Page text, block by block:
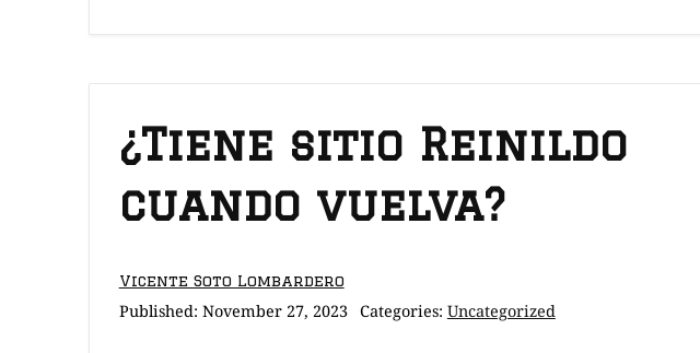
¿Tiene sitio Reinildo
cuando vuelva?
Vicente Soto Lombardero
Published: November 27, 2023 Categories: Uncategorized